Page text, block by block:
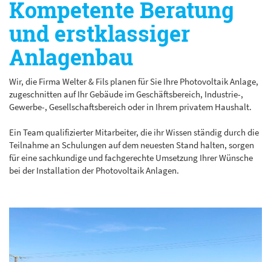
Kompetente Beratung
und erstklassiger
Anlagenbau
Wir, die Firma Welter & Fils planen für Sie Ihre Photovoltaik Anlage,
zugeschnitten auf Ihr Gebäude im Geschäftsbereich, Industrie-,
Gewerbe-, Gesellschaftsbereich oder in Ihrem privatem Haushalt.
Ein Team qualifizierter Mitarbeiter, die ihr Wissen ständig durch die
Teilnahme an Schulungen auf dem neuesten Stand halten, sorgen
für eine sachkundige und fachgerechte Umsetzung Ihrer Wünsche
bei der Installation der Photovoltaik Anlagen.